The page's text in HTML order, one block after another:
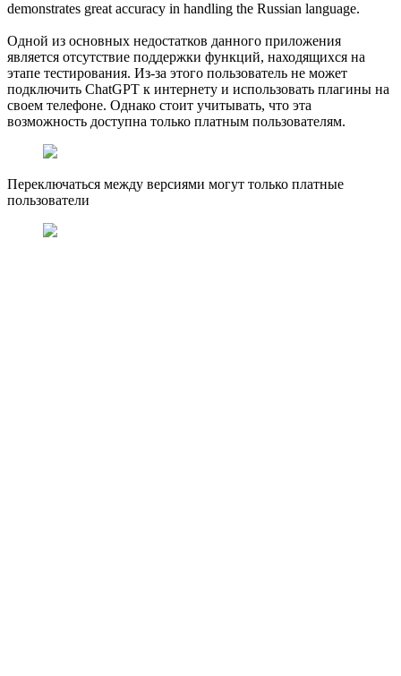
demonstrates great accuracy in handling the Russian language.
Одной из основных недостатков данного приложения
является отсутствие поддержки функций, находящихся на
этапе тестирования. Из-за этого пользователь не может
подключить ChatGPT к интернету и использовать плагины на
своем телефоне. Однако стоит учитывать, что эта
возможность доступна только платным пользователям.
Переключаться между версиями могут только платные
пользователи